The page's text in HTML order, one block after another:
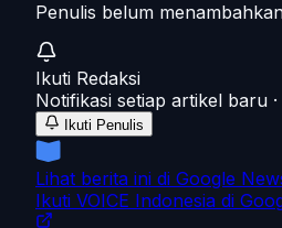
Penulis belum
Ikuti Redaksi
Notifikasi setiap artikel baru ·
Ikuti Penulis
Lihat berita ini di Google
Ikuti VOICE Indonesia di